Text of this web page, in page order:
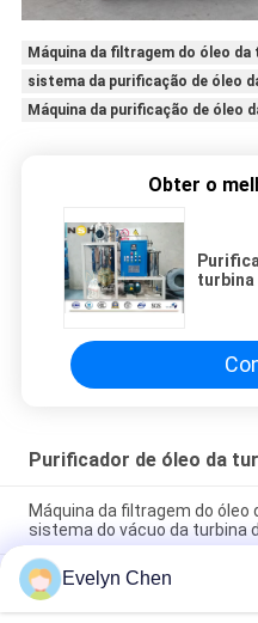
Máquina da filtragem do óleo da
sistema da purificação de óleo
Máquina da purificação de óleo
Obter o
Purificador de óleo da
Máquina da filtragem do
sistema do vácuo da turbina
Óleo que recicla o elevado
regeneração do óleo da
Evelyn Chen